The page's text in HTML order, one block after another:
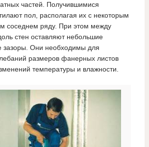
частей. Получившимися
пол, располагая их с некоторым
соседнем ряду. При этом между
стен оставляют небольшие
зазоры. Они необходимы для
размеров фанерных листов
температуры и влажности.